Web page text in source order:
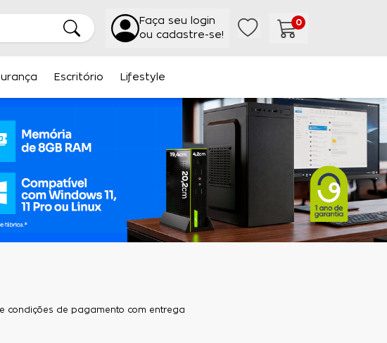
Faça seu login
ou cadastre-se!
0
Escritório Lifestyle
condições de pagamento com entrega